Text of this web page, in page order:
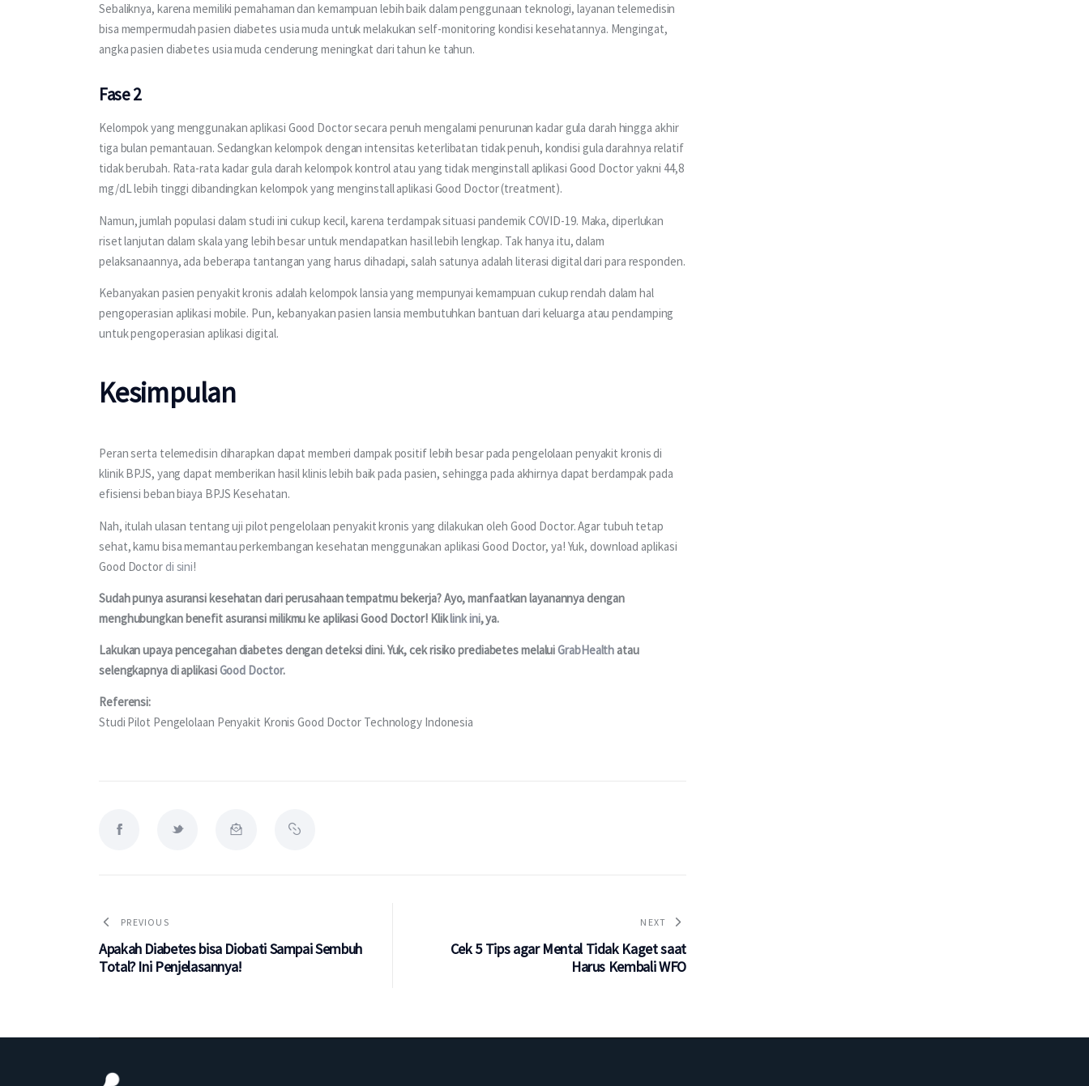
Sebaliknya, karena memiliki pemahaman dan kemampuan lebih baik dalam penggunaan teknologi, layanan telemedisin
bisa mempermudah pasien diabetes usia muda untuk melakukan self-monitoring kondisi kesehatannya. Mengingat,
angka pasien diabetes usia muda cenderung meningkat dari tahun ke tahun.
Fase 2
Kelompok yang menggunakan aplikasi Good Doctor secara penuh mengalami penurunan kadar gula darah hingga akhir
tiga bulan pemantauan. Sedangkan kelompok dengan intensitas keterlibatan tidak penuh, kondisi gula darahnya relatif
tidak berubah. Rata-rata kadar gula darah kelompok kontrol atau yang tidak menginstall aplikasi Good Doctor yakni 44,8
mg/dL lebih tinggi dibandingkan kelompok yang menginstall aplikasi Good Doctor (treatment).
Namun, jumlah populasi dalam studi ini cukup kecil, karena terdampak situasi pandemik COVID-19. Maka, diperlukan
riset lanjutan dalam skala yang lebih besar untuk mendapatkan hasil lebih lengkap. Tak hanya itu, dalam
pelaksanaannya, ada beberapa tantangan yang harus dihadapi, salah satunya adalah literasi digital dari para responden.
Kebanyakan pasien penyakit kronis adalah kelompok lansia yang mempunyai kemampuan cukup rendah dalam hal
pengoperasian aplikasi mobile. Pun, kebanyakan pasien lansia membutuhkan bantuan dari keluarga atau pendamping
untuk pengoperasian aplikasi digital.
Kesimpulan
Peran serta telemedisin diharapkan dapat memberi dampak positif lebih besar pada pengelolaan penyakit kronis di
klinik BPJS, yang dapat memberikan hasil klinis lebih baik pada pasien, sehingga pada akhirnya dapat berdampak pada
efisiensi beban biaya BPJS Kesehatan.
Nah, itulah ulasan tentang uji pilot pengelolaan penyakit kronis yang dilakukan oleh Good Doctor. Agar tubuh tetap
sehat, kamu bisa memantau perkembangan kesehatan menggunakan aplikasi Good Doctor, ya! Yuk, download aplikasi
Good Doctor di sini!
Sudah punya asuransi kesehatan dari perusahaan tempatmu bekerja? Ayo, manfaatkan layanannya dengan
menghubungkan benefit asuransi milikmu ke aplikasi Good Doctor! Klik link ini, ya.
Lakukan upaya pencegahan diabetes dengan deteksi dini. Yuk, cek risiko prediabetes melalui GrabHealth atau
selengkapnya di aplikasi Good Doctor.
Referensi:
Studi Pilot Pengelolaan Penyakit Kronis Good Doctor Technology Indonesia
PREVIOUS
Apakah Diabetes bisa Diobati Sampai Sembuh
Total? Ini Penjelasannya!
NEXT
Cek 5 Tips agar Mental Tidak Kaget saat
Harus Kembali WFO